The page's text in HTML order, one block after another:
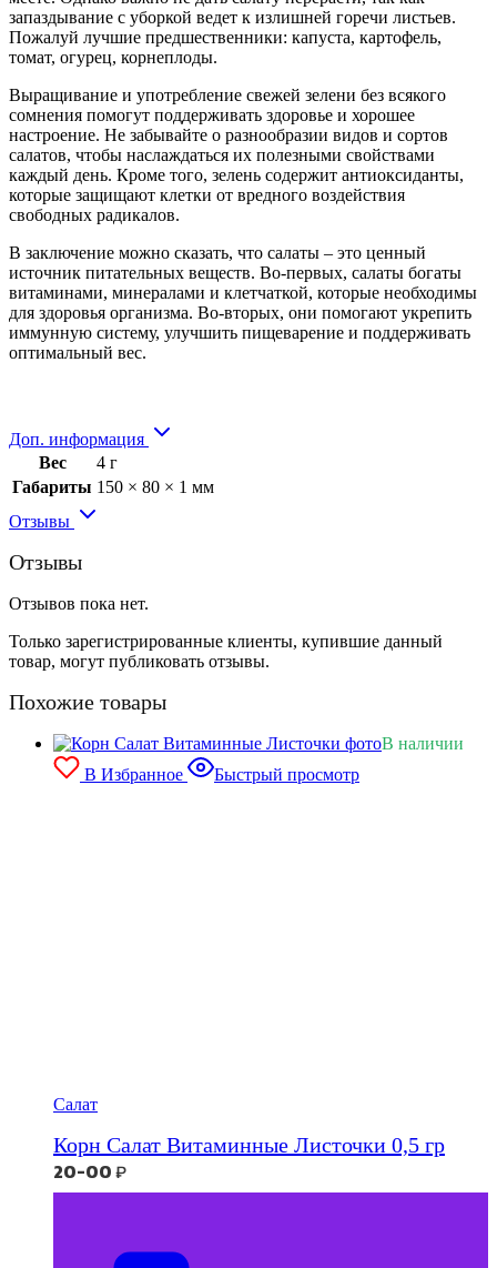
запаздывание с уборкой ведет к излишней горечи листьев.
Пожалуй лучшие предшественники: капуста, картофель,
томат, огурец, корнеплоды.
Выращивание и употребление свежей зелени без всякого
сомнения помогут поддерживать здоровье и хорошее
настроение. Не забывайте о разнообразии видов и сортов
салатов, чтобы наслаждаться их полезными свойствами
каждый день. Кроме того, зелень содержит антиоксиданты,
которые защищают клетки от вредного воздействия
свободных радикалов.
В заключение можно сказать, что салаты – это ценный
источник питательных веществ. Во-первых, салаты богаты
витаминами, минералами и клетчаткой, которые необходимы
для здоровья организма. Во-вторых, они помогают укрепить
иммунную систему, улучшить пищеварение и поддерживать
оптимальный вес.
Доп. информация
Вес
4 г
Габариты 150 × 80 × 1 мм
Отзывы
Отзывы
Отзывов пока нет.
Только зарегистрированные клиенты, купившие данный
товар, могут публиковать отзывы.
Похожие товары
В наличии
В Избранное
Быстрый просмотр
Салат
Корн Салат Витаминные Листочки 0,5 гр
20-00₽